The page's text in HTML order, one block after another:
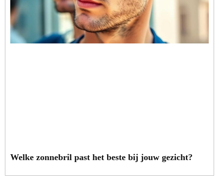
Welke zonnebril past het beste bij jouw gezicht?